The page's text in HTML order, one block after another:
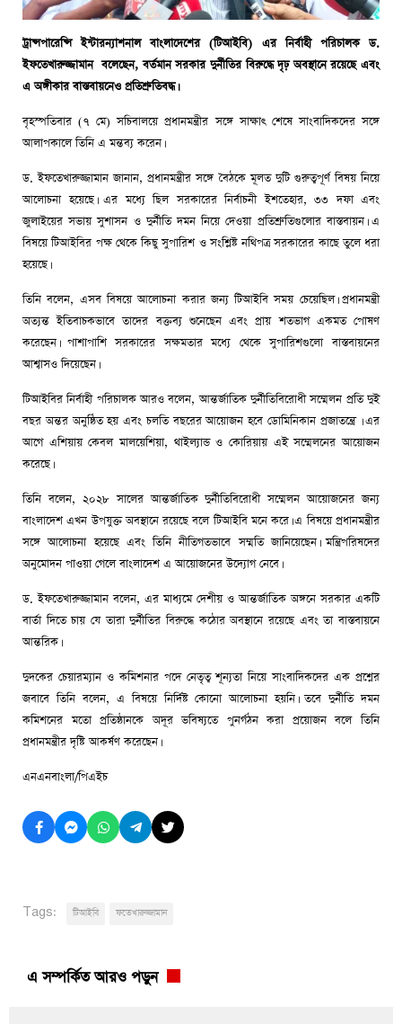
ট্রান্সপারেন্সি ইন্টারন্যাশনাল বাংলাদেশের (টিআইবি) এর নির্বাহী পরিচালক ড.
ইফতেখারুজ্জামান বলেছেন, বর্তমান সরকার দুর্নীতির বিরুদ্ধে দৃঢ় অবস্থানে রয়েছে এবং
এ অঙ্গীকার বাস্তবায়নেও প্রতিশ্রুতিবদ্ধ।
বৃহস্পতিবার (৭ মে) সচিবালয়ে প্রধানমন্ত্রীর সঙ্গে সাক্ষাৎ শেষে সাংবাদিকদের সঙ্গে
আলাপকালে তিনি এ মন্তব্য করেন।
ড. ইফতেখারুজ্জামান জানান, প্রধানমন্ত্রীর সঙ্গে বৈঠকে মূলত দুটি গুরুত্বপূর্ণ বিষয় নিয়ে
আলোচনা হয়েছে। এর মধ্যে ছিল সরকারের নির্বাচনী ইশতেহার, ৩৩ দফা এবং
জুলাইয়ের সভায় সুশাসন ও দুর্নীতি দমন নিয়ে দেওয়া প্রতিশ্রুতিগুলোর বাস্তবায়ন। এ
বিষয়ে টিআইবির পক্ষ থেকে কিছু সুপারিশ ও সংশ্লিষ্ট নথিপত্র সরকারের কাছে তুলে ধরা
হয়েছে।
তিনি বলেন, এসব বিষয়ে আলোচনা করার জন্য টিআইবি সময় চেয়েছিল। প্রধানমন্ত্রী
অত্যন্ত ইতিবাচকভাবে তাদের বক্তব্য শুনেছেন এবং প্রায় শতভাগ একমত পোষণ
করেছেন। পাশাপাশি সরকারের সক্ষমতার মধ্যে থেকে সুপারিশগুলো বাস্তবায়নের
আশ্বাসও দিয়েছেন।
টিআইবির নির্বাহী পরিচালক আরও বলেন, আন্তর্জাতিক দুর্নীতিবিরোধী সম্মেলন প্রতি দুই
বছর অন্তর অনুষ্ঠিত হয় এবং চলতি বছরের আয়োজন হবে ডোমিনিকান প্রজাতন্ত্রে । এর
আগে এশিয়ায় কেবল মালয়েশিয়া, থাইল্যান্ড ও কোরিয়ায় এই সম্মেলনের আয়োজন
করেছে।
তিনি বলেন, ২০২৮ সালের আন্তর্জাতিক দুর্নীতিবিরোধী সম্মেলন আয়োজনের জন্য
বাংলাদেশ এখন উপযুক্ত অবস্থানে রয়েছে বলে টিআইবি মনে করে। এ বিষয়ে প্রধানমন্ত্রীর
সঙ্গে আলোচনা হয়েছে এবং তিনি নীতিগতভাবে সম্মতি জানিয়েছেন। মন্ত্রিপরিষদের
অনুমোদন পাওয়া গেলে বাংলাদেশ এ আয়োজনের উদ্যোগ নেবে।
ড. ইফতেখারুজ্জামান বলেন, এর মাধ্যমে দেশীয় ও আন্তর্জাতিক অঙ্গনে সরকার একটি
বার্তা দিতে চায় যে তারা দুর্নীতির বিরুদ্ধে কঠোর অবস্থানে রয়েছে এবং তা বাস্তবায়নে
আন্তরিক।
দুদকের চেয়ারম্যান ও কমিশনার পদে নেতৃত্ব শূন্যতা নিয়ে সাংবাদিকদের এক প্রশ্নের
জবাবে তিনি বলেন, এ বিষয়ে নির্দিষ্ট কোনো আলোচনা হয়নি। তবে দুর্নীতি দমন
কমিশনের মতো প্রতিষ্ঠানকে অদূর ভবিষ্যতে পুনর্গঠন করা প্রয়োজন বলে তিনি
প্রধানমন্ত্রীর দৃষ্টি আকর্ষণ করেছেন।
এনএনবাংলা/পিএইচ
Tags: টিআইবি ফতেখারুজ্জামান
এ সম্পর্কিত আরও পড়ুন